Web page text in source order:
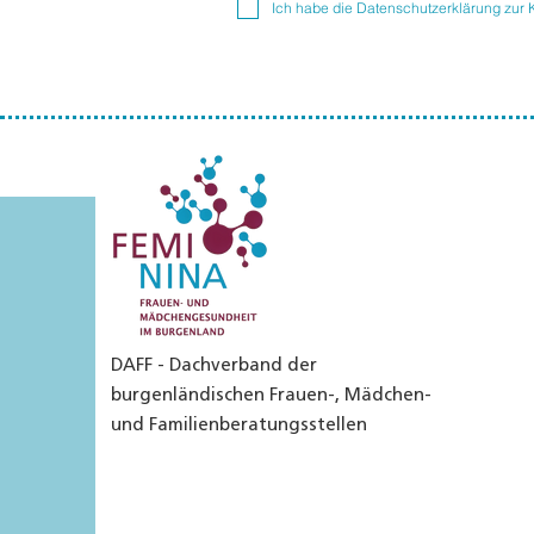
Ich habe die Datenschutzerklärung zur
DAFF - Dachverband der
burgenländischen Frauen-, Mädchen-
und Familienberatungsstellen